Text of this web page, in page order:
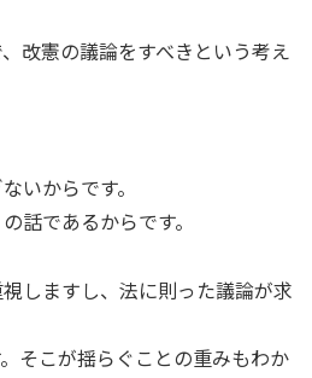
、改憲の議論をすべきという考え
いからです。
話であるからです。
しますし、法に則った議論が求
そこが揺らぐことの重みもわか